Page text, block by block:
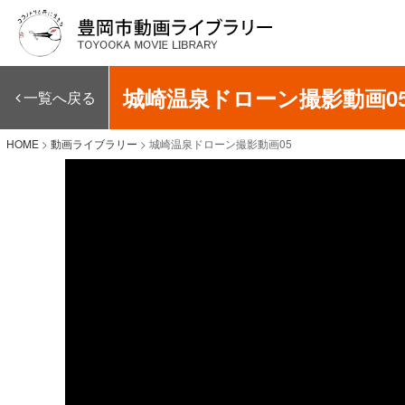
一覧へ戻る 城崎温泉ドローン撮影動画
HOME > 動画ライブラリー > 城崎温泉ドローン撮影動画05